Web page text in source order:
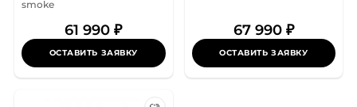
smoke
61 990 ₽
ОСТАВИТЬ ЗАЯВКУ
67 990 ₽
ОСТАВИТЬ ЗАЯВКУ